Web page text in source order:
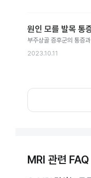
원인 모를 발목 통
부주상골 증후군의 통증
2023.10.11
MRI 관련 FAQ